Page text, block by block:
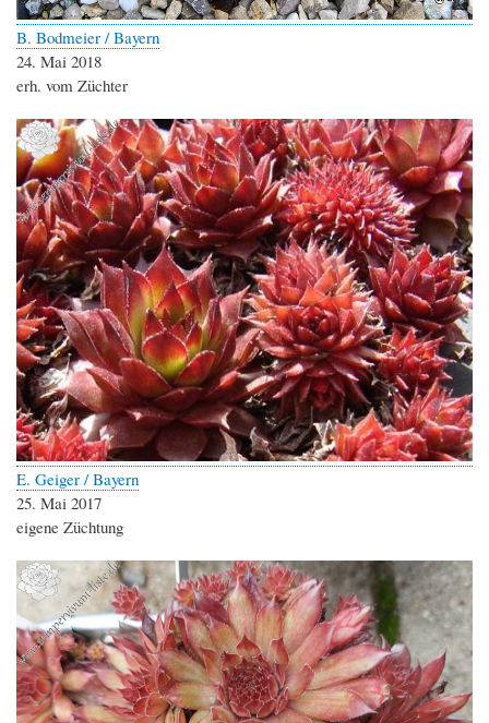
B. Bodmeier / Bayern
24. Mai 2018
erh. vom Züchter
E. Geiger / Bayern
25. Mai 2017
eigene Züchtung